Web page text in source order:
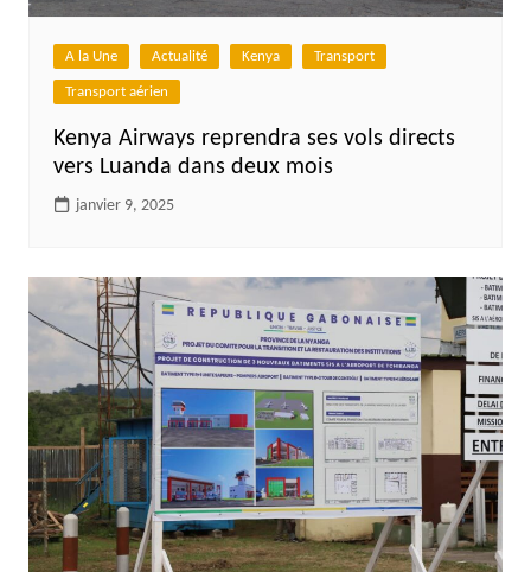
A la Une Actualité Kenya Transport
Transport aérien
Kenya Airways reprendra ses vols directs
vers Luanda dans deux mois
janvier 9, 2025